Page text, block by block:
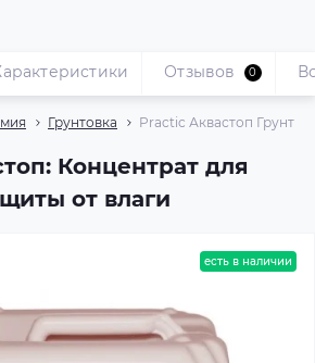
Грунтовка Practic Аквастоп Грунт
Концентрат для
от влаги
Отзывов 0
есть в наличии